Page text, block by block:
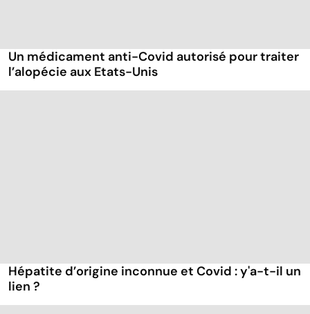
Un médicament anti-Covid autorisé pour traiter
l’alopécie aux Etats-Unis
Hépatite d’origine inconnue et Covid : y'a-t-il un
lien ?